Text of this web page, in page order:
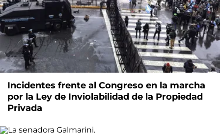
Incidentes frente al Congreso en la marcha
por la Ley de Inviolabilidad de la Propiedad
Privada